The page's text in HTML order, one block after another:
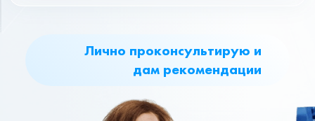
Лично проконсультирую и
дам рекомендации